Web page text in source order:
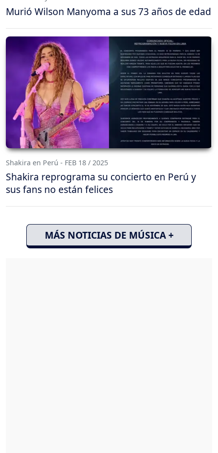
Murió Wilson Manyoma a sus 73 años de edad
Shakira en Perú - FEB 18 / 2025
Shakira reprograma su concierto en Perú y
sus fans no están felices
MÁS NOTICIAS DE MÚSICA +